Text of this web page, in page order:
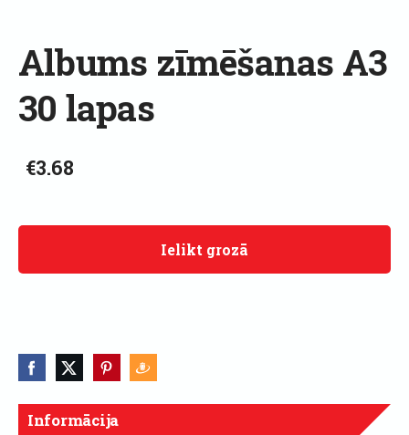
Informācija
Albums zīmēšanas A3
30 lapas
€3.68
Ielikt grozā